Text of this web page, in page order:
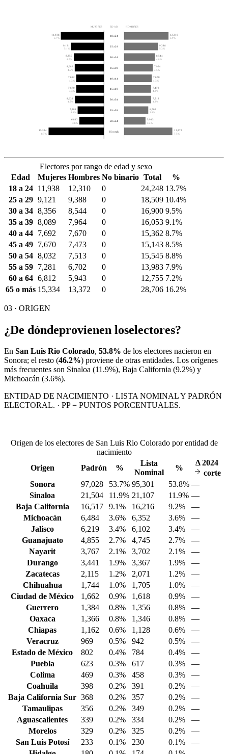
MUJERES EDAD HOMBRES
11,938
6.7%
12,310
6.9%
18 a 24
9,121
5.1%
9,388
5.3%
25 a 29
8,356
4.7%
8,544
4.8%
30 a 34
8,089
4.6%
7,964
4.5%
35 a 39
7,692
4.3%
7,670
4.3%
40 a 44
7,670
4.3%
7,473
4.2%
45 a 49
8,032
4.5%
7,513
4.2%
50 a 54
7,281
4.1%
6,702
3.8%
55 a 59
6,812
3.8%
5,943
3.4%
60 a 64
15,334
8.7%
13,372
7.5%
65 o más
Electores por rango de edad y sexo
Edad
Mujeres Hombres No binario Total
%
18 a 24
11,938 12,310 0 24,248 13.7%
25 a 29 9,121 9,388 0 18,509 10.4%
30 a 34 8,356 8,544 0 16,900 9.5%
35 a 39 8,089 7,964 0 16,053 9.1%
40 a 44
7,692 7,670 0 15,362 8.7%
45 a 49
7,670 7,473 0 15,143 8.5%
50 a 54 8,032 7,513 0 15,545 8.8%
55 a 59
7,281 6,702 0 13,983 7.9%
60 a 64 6,812 5,943 0 12,755 7.2%
65 o más 15,334 13,372 0 28,706 16.2%
03 · ORIGEN
¿De dóndeprovienen loselectores?
En San Luis Rio Colorado, 53.8% de los electores nacieron en
Sonora; el resto (46.2%) proviene de otras entidades. Los orígenes
más frecuentes son Sinaloa (11.9%), Baja California (9.2%) y
Michoacán (3.6%).
ENTIDAD DE NACIMIENTO · LISTA NOMINAL Y PADRÓN
ELECTORAL. · PP = PUNTOS PORCENTUALES.
Origen de los electores de San Luis Rio Colorado por entidad de
nacimiento
Origen
Padrón %
Lista
Nominal
%
Δ2024
corte
Sonora
97,028 53.7% 95,301 53.8% —
Sinaloa
21,504 11.9% 21,107 11.9% —
Baja California
16,517 9.1% 16,216 9.2%
—
Michoacán
6,484 3.6% 6,352 3.6%
—
Jalisco
6,219 3.4% 6,102 3.4%
—
Guanajuato
4,855 2.7% 4,745 2.7%
—
Nayarit
3,767 2.1% 3,702 2.1%
—
Durango
3,441 1.9% 3,367 1.9%
—
Zacatecas
2,115 1.2% 2,071 1.2%
—
Chihuahua
1,744 1.0% 1,705 1.0%
—
Ciudad de México
1,662 0.9% 1,618 0.9%
—
Guerrero
1,384 0.8% 1,356 0.8%
—
Oaxaca
1,366 0.8% 1,346 0.8%
—
Chiapas
1,162 0.6% 1,128 0.6%
—
Veracruz
969 0.5% 942 0.5%
—
Estado de México
802 0.4% 784 0.4%
—
Puebla
623 0.3% 617 0.3%
—
Colima
469 0.3% 458 0.3%
—
Coahuila
398 0.2% 391 0.2%
—
Baja California Sur 368 0.2% 357 0.2%
—
Tamaulipas
356 0.2% 349 0.2%
—
Aguascalientes
339 0.2% 334 0.2%
—
Morelos
329 0.2% 325 0.2%
—
San Luis Potosí
233 0.1% 230 0.1%
—